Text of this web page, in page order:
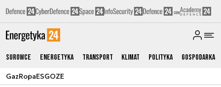
Surowce Energetyka Transport Klimat Polityka Gospodarka
GazRopaESGOZE